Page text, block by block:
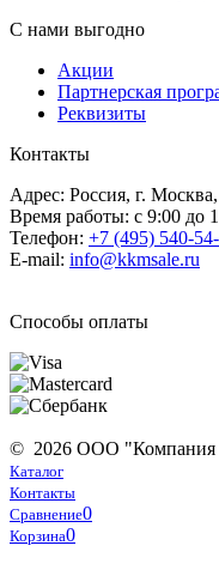
С нами выгодно
Акции
Партнерская
Реквизиты
Контакты
Адрес: Россия, г.
Время работы: с 9:00 до
Телефон: +7 (495) 540-
E-mail: info@kkmsale.ru
Способы оплаты
© 2026 ООО "Компания
Каталог
Контакты
Сравнение0
Корзина0